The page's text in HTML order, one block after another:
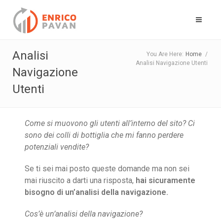
Analisi
Navigazione
Utenti
You Are Here: Home /
Analisi Navigazione Utenti
Come si muovono gli utenti all’interno del sito? Ci
sono dei colli di bottiglia che mi fanno perdere
potenziali vendite?
Se ti sei mai posto queste domande ma non sei
mai riuscito a darti una risposta, hai sicuramente
bisogno di un’analisi della navigazione.
Cos’è un’analisi della navigazione?